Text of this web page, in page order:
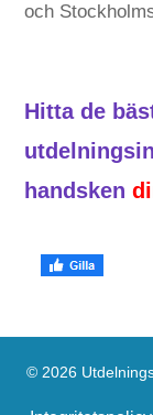
och
Hitta de
handsken
© 2026